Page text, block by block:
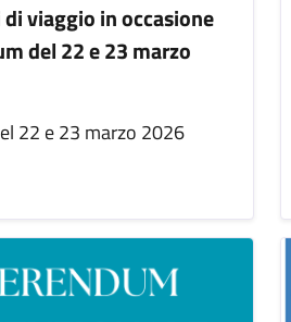
viaggio in occasione
del 22 e 23 marzo
22 e 23 marzo 2026